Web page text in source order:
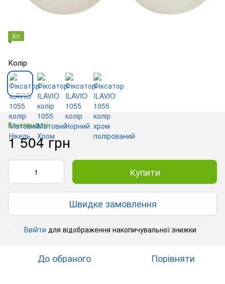
Хіт
Колір
В наявності
1 504 грн
Купити
Швидке замовлення
Ввійти для відображення накопичувальної знижки
До обраного Порівняти